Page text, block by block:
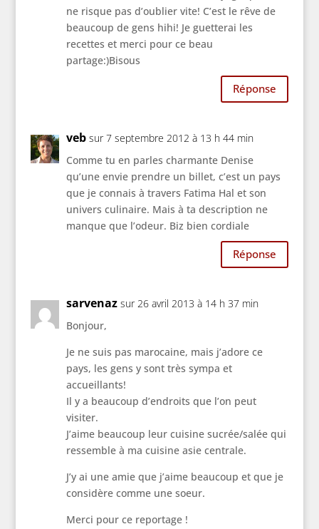
ne risque pas d’oublier vite! C’est le rêve de
beaucoup de gens hihi! Je guetterai les
recettes et merci pour ce beau
partage:)Bisous
Réponse
veb sur 7 septembre 2012 à 13 h 44 min
Comme tu en parles charmante Denise
qu’une envie prendre un billet, c’est un pays
que je connais à travers Fatima Hal et son
univers culinaire. Mais à ta description ne
manque que l’odeur. Biz bien cordiale
Réponse
sarvenaz sur 26 avril 2013 à 14 h 37 min
Bonjour,
Je ne suis pas marocaine, mais j’adore ce
pays, les gens y sont très sympa et
accueillants!
Il y a beaucoup d’endroits que l’on peut
visiter.
J’aime beaucoup leur cuisine sucrée/salée qui
ressemble à ma cuisine asie centrale.
J’y ai une amie que j’aime beaucoup et que je
considère comme une soeur.
Merci pour ce reportage !